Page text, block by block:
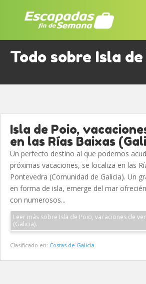
Todo sobre Isla
Isla de Poio,
en las Rías Baixas
Un perfecto destino al que podemos
próximas vacaciones, se localiza en las
Pontevedra (Comunidad de Galicia). Un
en forma de isla, emerge del mar
con numerosos...
Leer más sobre Isla de Poio, vacaciones de
(Galicia).
Clasificado en: Costas de Galicia